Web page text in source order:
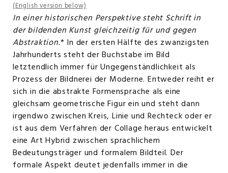
(English version below)
In einer historischen Perspektive steht Schrift in
der bildenden Kunst gleichzeitig für und gegen
Abstraktion.* In der ersten Hälfte des zwanzigsten
Jahrhunderts steht der Buchstabe im Bild
letztendlich immer für Ungegenständlichkeit als
Prozess der Bildnerei der Moderne. Entweder reiht er
sich in die abstrakte Formensprache als eine
gleichsam geometrische Figur ein und steht dann
irgendwo zwischen Kreis, Linie und Rechteck oder er
ist aus dem Verfahren der Collage heraus entwickelt
eine Art Hybrid zwischen sprachlichem
Bedeutungsträger und formalem Bildteil. Der
formale Aspekt deutet jedenfalls immer in die